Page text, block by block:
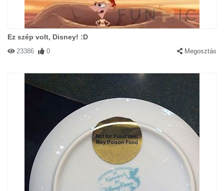
Ez szép volt, Disney! :D
23386 0 Megosztás